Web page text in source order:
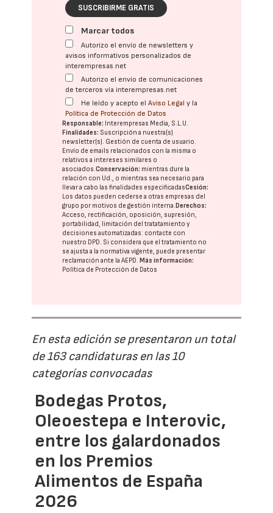
SUSCRIBIRME GRATIS
Marcar todos
Autorizo el envío de newsletters y
avisos informativos personalizados de
interempresas.net
Autorizo el envío de comunicaciones
de terceros vía interempresas.net
He leído y acepto elAviso Legal y la
Política de Protección de Datos
Responsable: Interempresas Media, S.L.U.
Finalidades: Suscripción a nuestra(s)
newsletter(s). Gestión de cuenta de usuario.
Envío de emails relacionados con la misma o
relativos a intereses similares o
asociados.Conservación: mientras dure la
relación con Ud., o mientras sea necesario para
llevar a cabo las finalidades especificadasCesión:
Los datos pueden cederse a otras empresas del
grupo por motivos de gestión interna.Derechos:
Acceso, rectificación, oposición, supresión,
portabilidad, limitación del tratatamiento y
decisiones automatizadas: contacte con
nuestro DPD. Si considera que el tratamiento no
se ajusta a la normativa vigente, puede presentar
reclamación ante laAEPD.Más información:
Política de Protección de Datos
En esta edición se presentaron un total
de 163 candidaturas en las 10
categorías convocadas
Bodegas Protos,
Oleoestepa e Interovic,
entre los galardonados
en los Premios
Alimentos de España
2026